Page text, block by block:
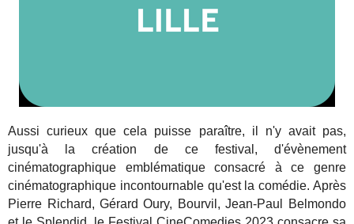
Aussi curieux que cela puisse paraître, il n'y avait pas,
jusqu'à la création de ce festival, d'évènement
cinématographique emblématique consacré à ce genre
cinématographique incontournable qu'est la comédie. Après
Pierre Richard, Gérard Oury, Bourvil, Jean-Paul Belmondo